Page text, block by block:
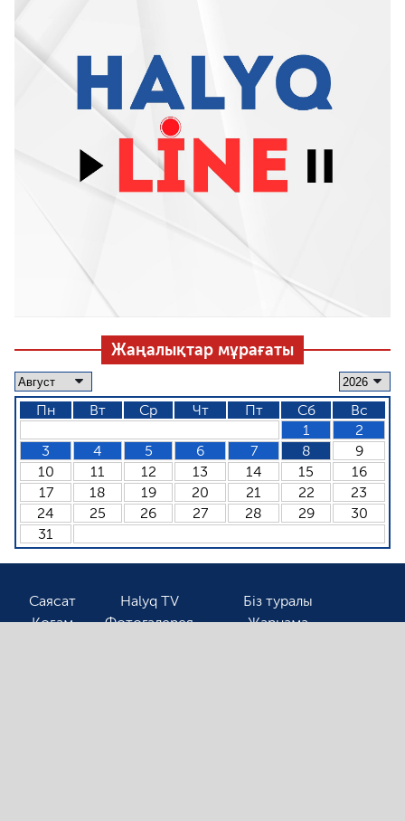
Жаңалықтар мұрағаты
Пн Вт Ср Чт Пт Сб
Вс
1
2
3
4 5 6 7 8
9
10
11 12 13 14 15
16
17
18 19 20 21 22
23
24
25 26 27 28 29
30
31
Саясат
Қоғам
Halyq TV
Фотогалерея
Біз туралы
Жарнама